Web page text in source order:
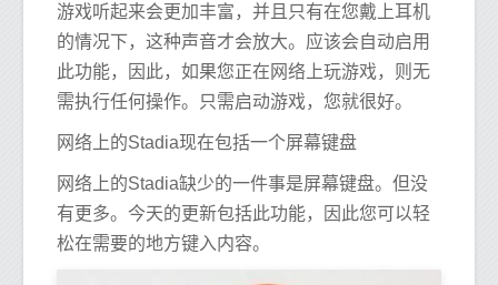
游戏听起来会更加丰富，并且只有在您戴上耳机
的情况下，这种声音才会放大。应该会自动启用
此功能，因此，如果您正在网络上玩游戏，则无
需执行任何操作。只需启动游戏，您就很好。
网络上的Stadia现在包括一个屏幕键盘
网络上的Stadia缺少的一件事是屏幕键盘。但没
有更多。今天的更新包括此功能，因此您可以轻
松在需要的地方键入内容。